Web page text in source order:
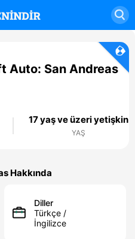
Auto: San Andreas
17 yaş ve üzeri yetişkin
YAŞ
Hakkında
Diller
Türkçe /
İngilizce